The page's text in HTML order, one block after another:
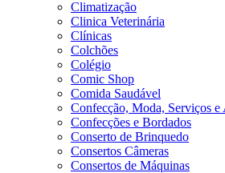
Climatização
Clinica Veterinária
Clínicas
Colchões
Colégio
Comic Shop
Comida Saudável
Confecção, Moda, Serviços e
Confecções e Bordados
Conserto de Brinquedo
Consertos Câmeras
Consertos de Máquinas